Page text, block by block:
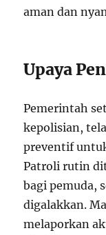
aman dan
Upaya
Pemerintah
kepolisian,
preventif
Patroli rutin
bagi pemuda,
digalakkan.
melaporkan